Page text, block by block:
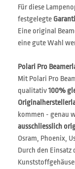
Für diese
festgelegte
Eine original
eine gute Wahl
Polari Pro
Mit Polari Pro
qualitativ100%
kommen - genau
ausschliesslich
Osram, Phoenix,
Durch den